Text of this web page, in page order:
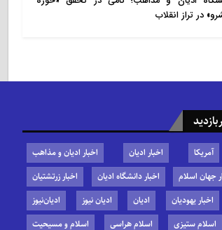
در تراز انقلاب
آمریکا اخبار ادیان
اخبار ادیان و مذاهب
جهان اسلام اخبار دانشگاه ادیان
اخبار زرتشتیان
اخبار یهودیان ادیان ادیان نیوز
ادیان‌نیوز
اسلام ستیزی اسلام هراسی اسلام و مسیحیت